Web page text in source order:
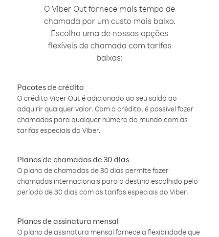
O Viber Out fornece mais tempo de
chamada por um custo mais baixo.
Escolha uma de nossas opções
flexíveis de chamada com tarifas
baixas:
Pacotes de crédito
O crédito Viber Out é adicionado ao seu saldo ao
adquirir qualquer valor. Com o crédito, é possível fazer
chamadas para qualquer número do mundo com as
tarifas especiais do Viber.
Planos de chamadas de 30 dias
O plano de chamadas de 30 dias permite fazer
chamadas internacionais para o destino escolhido pelo
período de 30 dias com as tarifas especiais do Viber.
Planos de assinatura mensal
O plano de assinatura mensal fornece a flexibilidade que